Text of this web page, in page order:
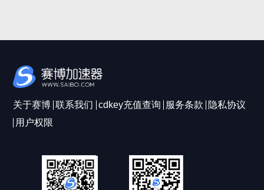
关于赛博 联系我们 cdkey充值查询 服务条款
隐私协议
用户权限